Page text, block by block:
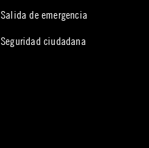
Salida de emergencia
Seguridad ciudadana